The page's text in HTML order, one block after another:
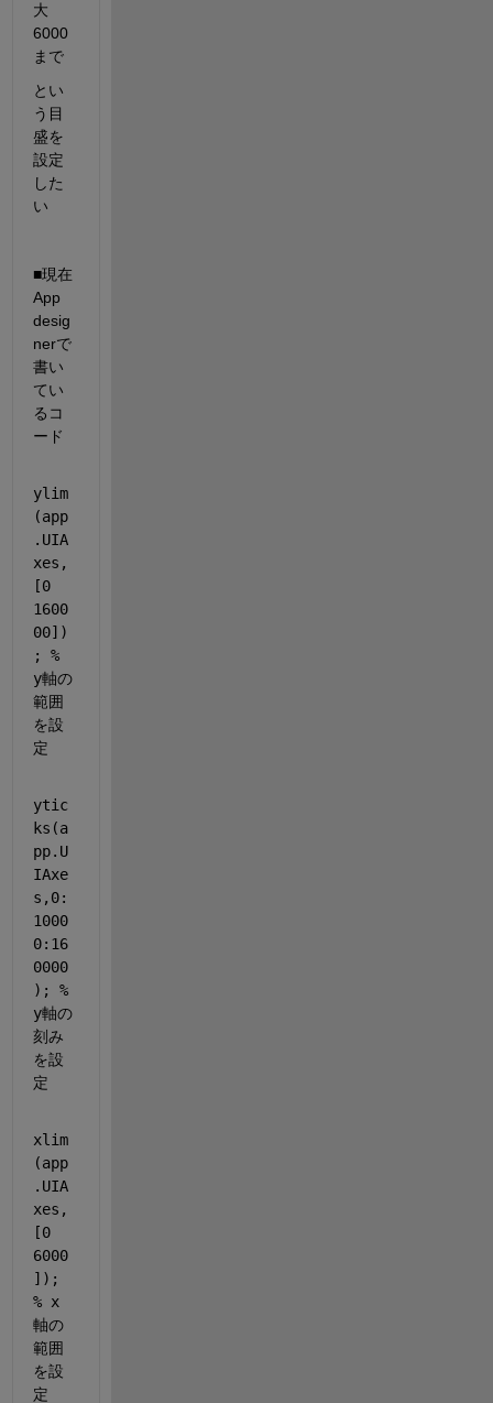
大
6000
まで
とい
う目
盛を
設定
した
い
■現在
App
desig
nerで
書い
てい
るコ
ード
ylim
(app
.UIA
xes,
[0
1600
00])
; %
y軸の
範囲
を設
定
ytic
ks(a
pp.U
IAxe
s,0:
1000
0:16
0000
); %
y軸の
刻み
を設
定
xlim
(app
.UIA
xes,
[0
6000
% x
軸の
範囲
を設
定